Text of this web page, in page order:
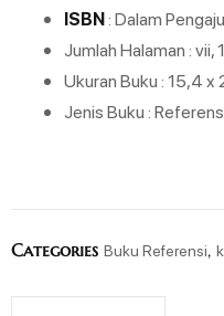
ISBN: Dalam
Jumlah Halaman : vii,
Ukuran Buku : 15,4 x
Jenis Buku :
Categories Buku Referensi,